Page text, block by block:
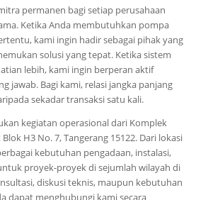
permanen bagi setiap perusahaan
Ketika Anda membutuhkan pompa
kami ingin hadir sebagai pihak yang
solusi yang tepat. Ketika sistem
lebih, kami ingin berperan aktif
jawab. Bagi kami, relasi jangka panjang
sekadar transaksi satu kali.
kegiatan operasional dari Komplek
H3 No. 7, Tangerang 15122. Dari lokasi
kebutuhan pengadaan, instalasi,
proyek-proyek di sejumlah wilayah di
diskusi teknis, maupun kebutuhan
dapat menghubungi kami secara